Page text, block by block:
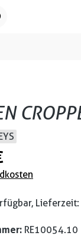
Lieferzeit:
RE10054.10